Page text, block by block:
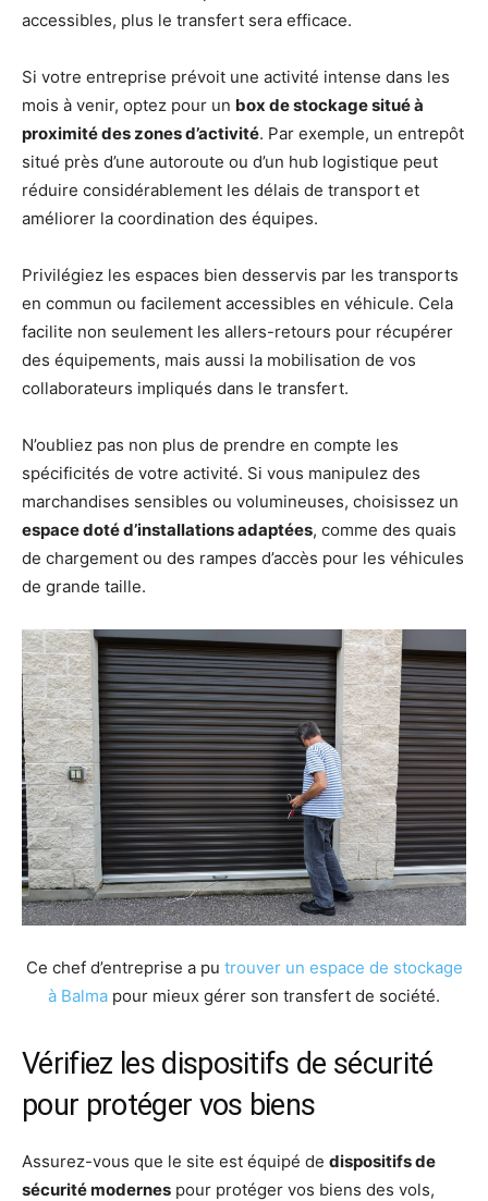
accessibles, plus le transfert sera efficace.
Si votre entreprise prévoit une activité intense dans les
mois à venir, optez pour un box de stockage situé à
proximité des zones d’activité. Par exemple, un entrepôt
situé près d’une autoroute ou d’un hub logistique peut
réduire considérablement les délais de transport et
améliorer la coordination des équipes.
Privilégiez les espaces bien desservis par les transports
en commun ou facilement accessibles en véhicule. Cela
facilite non seulement les allers-retours pour récupérer
des équipements, mais aussi la mobilisation de vos
collaborateurs impliqués dans le transfert.
N’oubliez pas non plus de prendre en compte les
spécificités de votre activité. Si vous manipulez des
marchandises sensibles ou volumineuses, choisissez un
espace doté d’installations adaptées, comme des quais
de chargement ou des rampes d’accès pour les véhicules
de grande taille.
Ce chef d’entreprise a pu trouver un espace de stockage
à Balma pour mieux gérer son transfert de société.
Vérifiez les dispositifs de sécurité
pour protéger vos biens
Assurez-vous que le site est équipé de dispositifs de
sécurité modernes pour protéger vos biens des vols,